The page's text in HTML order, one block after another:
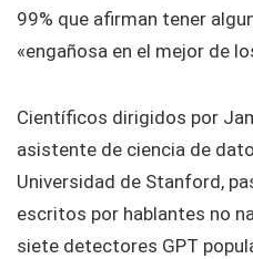
99% que afirman tener
«engañosa en el mejor de
Científicos dirigidos por
asistente de ciencia de
Universidad de Stanford,
escritos por hablantes no
siete detectores GPT